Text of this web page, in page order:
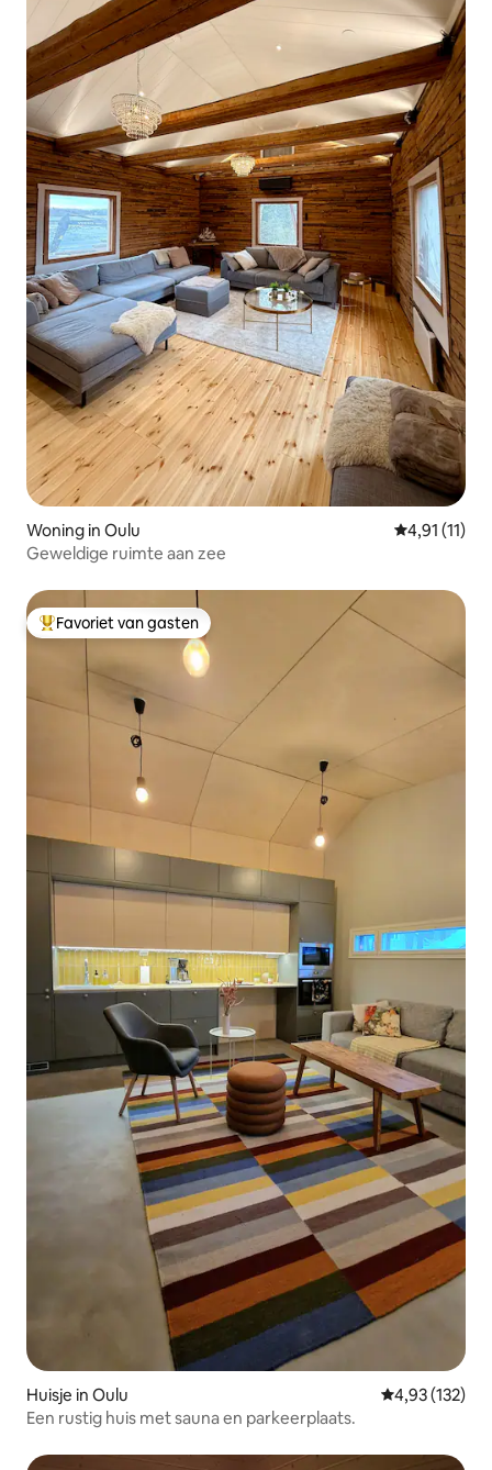
Woning in Oulu Gemiddelde
4,91 (11)
Geweldige ruimte aan zee
Topfavoriet van gasten
Favoriet van gasten
Huisje in Oulu Gemiddelde
4,93 (132)
Een rustig huis met sauna en parkeerplaats.